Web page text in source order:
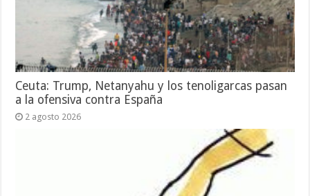
Ceuta: Trump, Netanyahu y los tenoligarcas pasan
a la ofensiva contra España
2 agosto 2026